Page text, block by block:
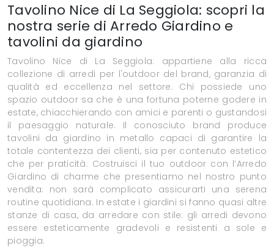
Tavolino Nice di La Seggiola: scopri la
nostra serie di Arredo Giardino e
tavolini da giardino
Tavolino Nice di La Seggiola: appartiene alla ricca
collezione di arredi per l'outdoor del brand, garanzia di
qualità ed eccellenza nel settore. Chi possiede uno
spazio outdoor sa che è una fortuna poterne godere in
estate, chiacchierando con amici e parenti o gustandosi
il paesaggio naturale. Il conosciuto brand produce
tavolini da giardino in metallo capaci di garantire la
totale contentezza dei clienti, sia per contenuto estetico
che per praticità. Costruisci il tuo outdoor con l’Arredo
Giardino di charme che presentiamo nel nostro punto
vendita: non sarà complicato assicurarti una serena
routine quotidiana. In estate i giardini si fanno quasi altre
stanze di casa, da arredare con stile: gli arredi devono
essere esteticamente gradevoli e resistenti a sole e
pioggia.